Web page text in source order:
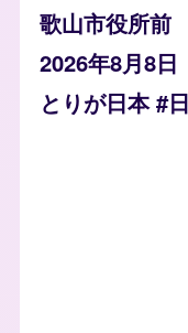
歌山市役所
2026年8月8日
とりが日本 #